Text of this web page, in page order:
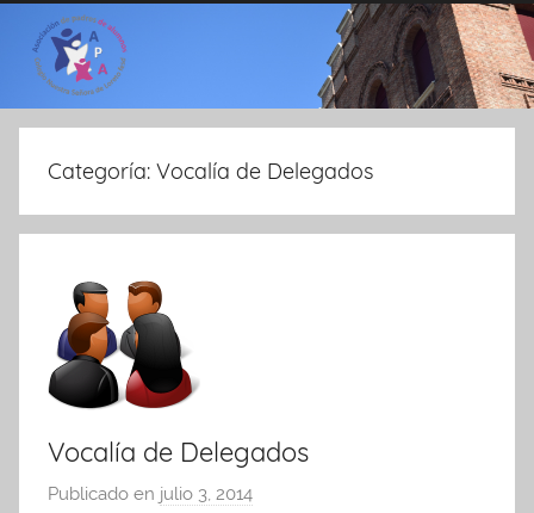
Categoría: Vocalía de Delegados
Vocalía de Delegados
Publicado en julio 3, 2014